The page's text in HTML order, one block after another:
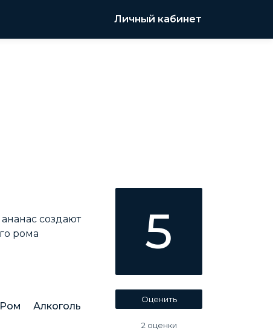
Личный кабинет
создают
рома
Ром
Алкоголь
5
2 оценки